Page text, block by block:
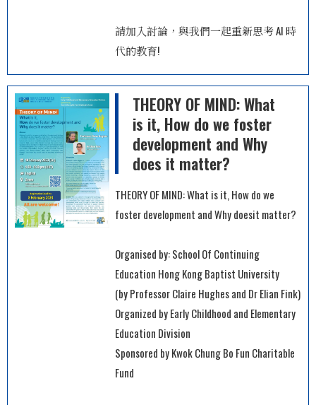
請加入討論，與我們一起重新思考 AI 時
代的教育!
THEORY OF MIND: What
is it, How do we foster
development and Why
does it matter?
THEORY OF MIND: What is it, How do we
foster development and Why doesit matter?
Organised by: School Of Continuing
Education Hong Kong Baptist University
(by Professor Claire Hughes and Dr Elian Fink)
Organized by Early Childhood and Elementary
Education Division
Sponsored by Kwok Chung Bo Fun Charitable
Fund